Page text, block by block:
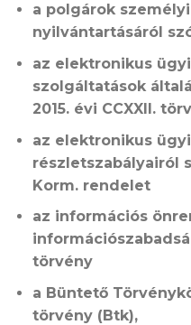
a polgárok
nyilvántartásáról
az elektronikus
szolgáltatások
2015. évi CCXXII.
az elektronikus
részletszabályairól
Korm. rendelet
az információs
törvény
a Büntető
törvény (Btk),